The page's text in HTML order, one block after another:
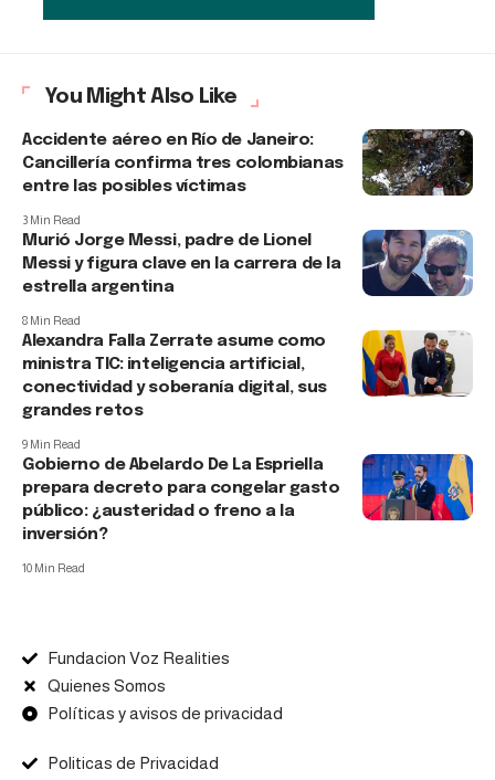
You Might Also Like
Accidente aéreo en Río de Janeiro:
Cancillería confirma tres colombianas
entre las posibles víctimas
3 Min Read
Murió Jorge Messi, padre de Lionel
Messi y figura clave en la carrera de la
estrella argentina
8 Min Read
Alexandra Falla Zerrate asume como
ministra TIC: inteligencia artificial,
conectividad y soberanía digital, sus
grandes retos
9 Min Read
Gobierno de Abelardo De La Espriella
prepara decreto para congelar gasto
público: ¿austeridad o freno a la
inversión?
10 Min Read
Fundacion Voz Realities
Quienes Somos
Políticas y avisos de privacidad
Politicas de Privacidad